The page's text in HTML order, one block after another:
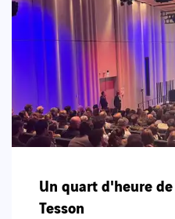
Un quart d'heure
Tesson